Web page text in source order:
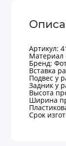
Артикул:
Материал
Бренд:
Вставка
Подвес у
Задник у
Высота
Ширина
Срок